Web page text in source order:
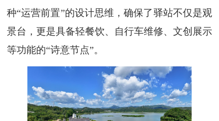
种“运营前置”的设计思维，确保了驿站不仅是观
景台，更是具备轻餐饮、自行车维修、文创展示
等功能的“诗意节点”。